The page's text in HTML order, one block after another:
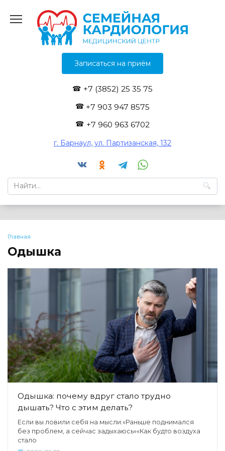
содержанию
Записаться на приём
+7 (3852) 25 35 75
+7 903 947 8575
+7 960 963 6702
г. Барнаул, ул. Партизанская, 132
Search
for:
Главная
Одышка
Одышка: почему вдруг стало трудно
дышать? Что с этим делать?
Если вы ловили себя на мысли:«Раньше поднимался
без проблем, а сейчас задыхаюсь»«Как будто воздуха
стало